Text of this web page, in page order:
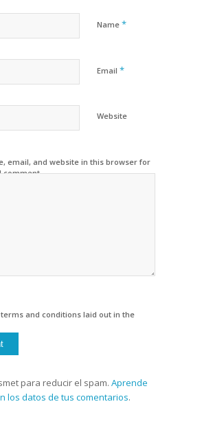
Name *
Email *
Website
email, and website in this browser for
comment.
and conditions laid out in the
para reducir el spam. Aprende
los datos de tus comentarios.